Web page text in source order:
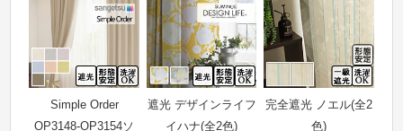
Simple Order
OP3148-OP3154ソ
遮光 デザインライフ
イハナ(全2色)
完全遮光 ノエル(全2
色)